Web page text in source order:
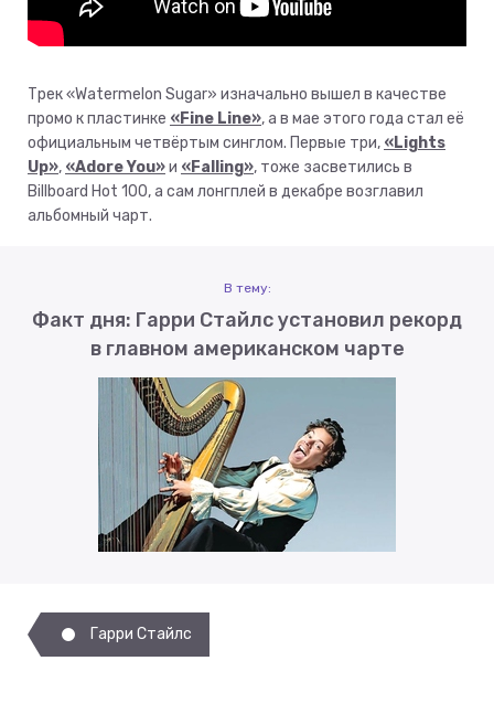
Трек «Watermelon Sugar» изначально вышел в качестве
промо к пластинке «Fine Line», а в мае этого года стал её
официальным четвёртым синглом. Первые три, «Lights
Up», «Adore You»и «Falling», тоже засветились в
Billboard Hot 100, а сам лонгплей в декабре возглавил
альбомный чарт.
В тему:
Факт дня: Гарри Стайлс установил рекорд
в главном американском чарте
Гарри Стайлс